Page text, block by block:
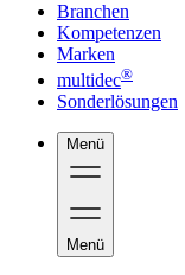
Branchen
Kompetenzen
Marken
multidec®
Sonderlösungen
Menü
Menü